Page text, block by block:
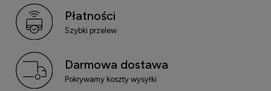
Płatności
Szybki przelew
Darmowa dostawa
Pokrywamy koszty wysyłki